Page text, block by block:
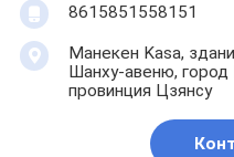
8615851558151
Манекен Kasa,
Шанху-авеню, город
провинция Цзянсу